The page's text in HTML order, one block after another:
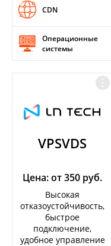
CDN
Операционные
системы
VPSVDS
Цена: от 350 руб.
Высокая
отказоустойчивость,
быстрое
подключение,
удобное управление